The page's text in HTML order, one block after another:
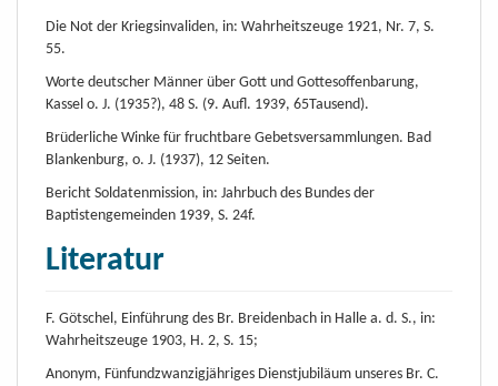
Die Not der Kriegsinvaliden, in: Wahrheitszeuge 1921, Nr. 7, S.
55.
Worte deutscher Männer über Gott und Gottesoffenbarung,
Kassel o. J. (1935?), 48 S. (9. Aufl. 1939, 65Tausend).
Brüderliche Winke für fruchtbare Gebetsversammlungen. Bad
Blankenburg, o. J. (1937), 12 Seiten.
Bericht Soldatenmission, in: Jahrbuch des Bundes der
Baptistengemeinden 1939, S. 24f.
Literatur
F. Götschel, Einführung des Br. Breidenbach in Halle a. d. S., in:
Wahrheitszeuge 1903, H. 2, S. 15;
Anonym, Fünfundzwanzigjähriges Dienstjubiläum unseres Br. C.